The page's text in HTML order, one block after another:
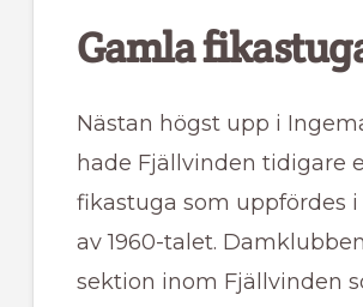
Gamla
Nästan högst upp i
hade Fjällvinden tidigare
fikastuga som uppfördes i
av 1960-talet.
sektion inom Fjällvinden